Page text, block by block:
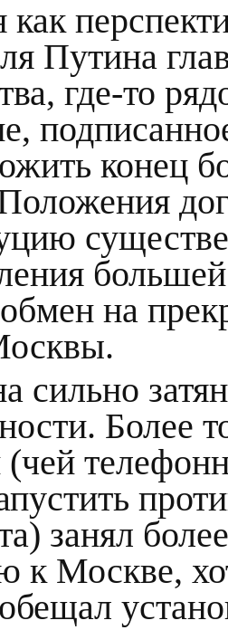
как
Путина
где-то
конец
на
сильно
Более
(чей
занял
к Москве,